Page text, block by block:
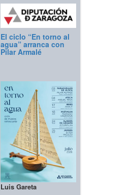
El ciclo “En torno al
agua” arranca con
Pilar Armalé
Luis Gareta